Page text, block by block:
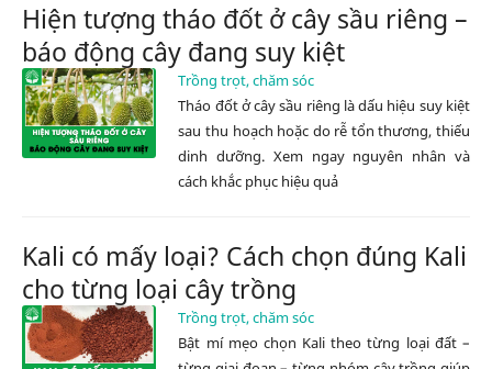
Hiện tượng tháo đốt ở cây sầu riêng –
báo động cây đang suy kiệt
Trồng trọt, chăm sóc
Tháo đốt ở cây sầu riêng là dấu hiệu suy kiệt
sau thu hoạch hoặc do rễ tổn thương, thiếu
dinh dưỡng. Xem ngay nguyên nhân và
cách khắc phục hiệu quả
Kali có mấy loại? Cách chọn đúng Kali
cho từng loại cây trồng
Trồng trọt, chăm sóc
Bật mí mẹo chọn Kali theo từng loại đất –